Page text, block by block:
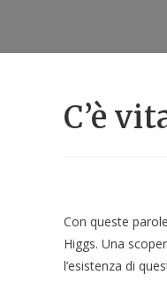
C’è
Con queste
Higgs. Una
l’esistenza di